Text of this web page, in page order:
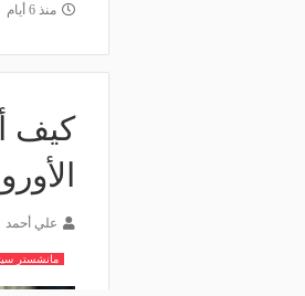
منذ 6 أيام
كيف
علي أحمد
مانشستر